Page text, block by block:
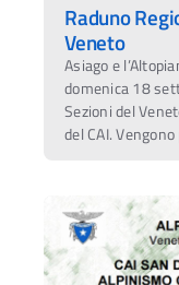
Raduno
Veneto
Asiago e
domenica 18
Sezioni del
del CAI.